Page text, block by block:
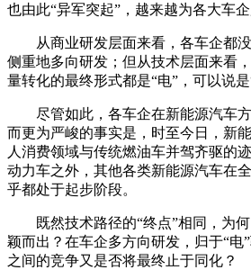
也由此“异军突起”，越来越为各大车企
从商业研发层面来看，各车企都
侧重地多向研发；但从技术层面来看
量转化的最终形式都是“电”，可以说是
尽管如此，各车企在新能源汽车
而更为严峻的事实是，时至今日，新
人消费领域与传统燃油车并驾齐驱的
动力车之外，其他各类新能源汽车在
乎都处于起步阶段。
既然技术路径的“终点”相同，为
颖而出？在车企多方向研发，归于“电
之间的竞争又是否将最终止于同化？